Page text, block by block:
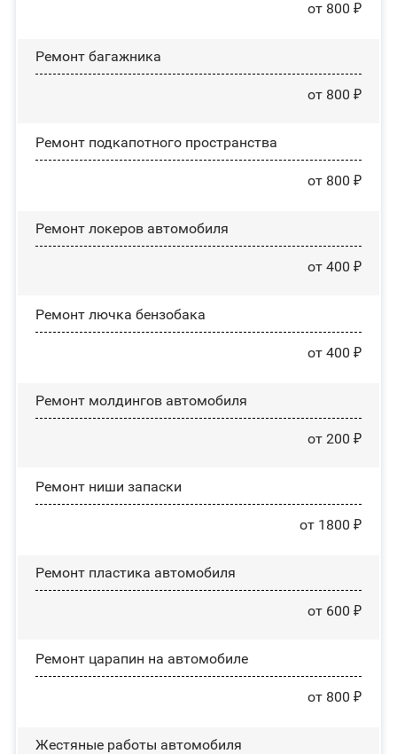
от 800 ₽
Ремонт багажника
от 800 ₽
Ремонт подкапотного пространства
от 800 ₽
Ремонт лoĸepoв автомобиля
от 400 ₽
Ремонт лючка бензобака
от 400 ₽
Ремонт молдингов автомобиля
от 200 ₽
Ремонт ниши запаски
от 1800 ₽
Ремонт пластика автомобиля
от 600 ₽
Ремонт царапин на автомобиле
от 800 ₽
Жестяные работы автомобиля